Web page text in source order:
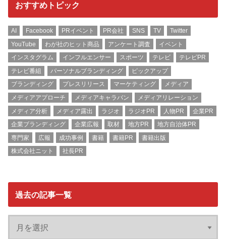
おすすめトピック
AI Facebook PRイベント PR会社 SNS TV
Twitter
YouTube
わが社のヒット商品 アンケート調査
イベント
インスタグラム
インフルエンサー スポーツ テレビ
テレビPR
テレビ番組
パーソナルブランディング
ピックアップ
ブランディング
プレスリリース マーケティング
メディア
メディアアプローチ
メディアキャラバン
メディアリレーション
メディア分析
メディア露出 ラジオ ラジオPR 人物PR
企業PR
企業ブランディング
企業広報 取材 地方PR
地方自治体PR
専門家
広報 成功事例 書籍 書籍PR
書籍出版
株式会社ニット
社長PR
過去の記事一覧